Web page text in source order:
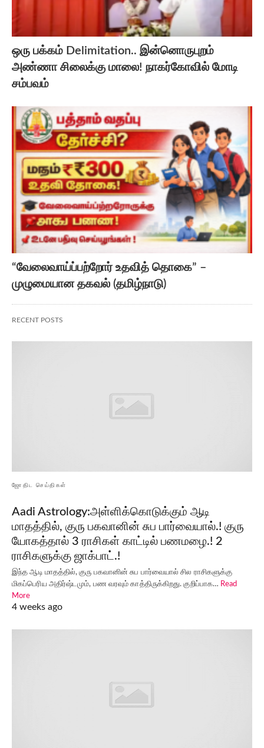
ஒரு பக்கம் Delimitation.. இன்னொருபுறம்
அண்ணா சிலைக்கு மாலை! நாகர்கோவில் மோடி
சம்பவம்
“வேலைவாய்ப்பற்றோர் உதவித் தொகை” –
முழுமையான தகவல் (தமிழ்நாடு)
RECENT POSTS
ஜோதிட செய்திகள்
Aadi Astrology:அள்ளிக்கொடுக்கும் ஆடி
மாதத்தில், குரு பகவானின் சுப பார்வையால்.! குரு
யோகத்தால் 3 ராசிகள் காட்டில் பணமழை.! 2
ராசிகளுக்கு ஜாக்பாட்.!
இந்த ஆடி மாதத்தில், குரு பகவானின் சுப பார்வையால் சில ராசிகளுக்கு
மிகப்பெரிய அதிர்ஷ்டமும், பண வரவும் காத்திருக்கிறது. குறிப்பாக… Read
More
4 weeks ago